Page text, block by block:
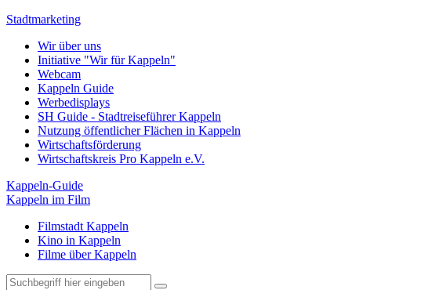
Stadtmarketing
Wir über uns
Initiative "Wir für Kappeln"
Webcam
Kappeln Guide
Werbedisplays
SH Guide - Stadtreiseführer Kappeln
Nutzung öffentlicher Flächen in Kappeln
Wirtschaftsförderung
Wirtschaftskreis Pro Kappeln e.V.
Kappeln-Guide
Kappeln im Film
Filmstadt Kappeln
Kino in Kappeln
Filme über Kappeln